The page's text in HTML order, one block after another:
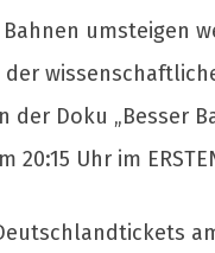
umsteigen
der Doku „Besser
20:15 Uhr im